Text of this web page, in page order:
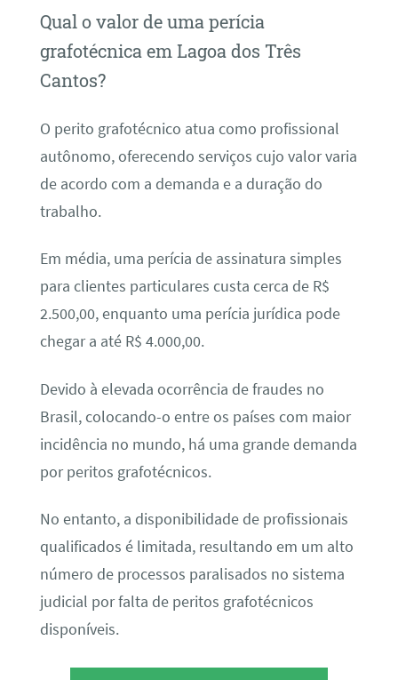
Qual o valor de uma perícia
grafotécnica em Lagoa dos Três
Cantos?
O perito grafotécnico atua como profissional
autônomo, oferecendo serviços cujo valor varia
de acordo com a demanda e a duração do
trabalho.
Em média, uma perícia de assinatura simples
para clientes particulares custa cerca de R$
2.500,00, enquanto uma perícia jurídica pode
chegar a até R$ 4.000,00.
Devido à elevada ocorrência de fraudes no
Brasil, colocando-o entre os países com maior
incidência no mundo, há uma grande demanda
por peritos grafotécnicos.
No entanto, a disponibilidade de profissionais
qualificados é limitada, resultando em um alto
número de processos paralisados no sistema
judicial por falta de peritos grafotécnicos
disponíveis.